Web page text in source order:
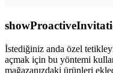
İstediğiniz anda özel
açmak için bu yöntemi
mağazanızdaki ürünleri